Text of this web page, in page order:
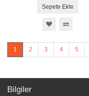
Sepete Ekle
1 2 3 4 5
Bilgiler